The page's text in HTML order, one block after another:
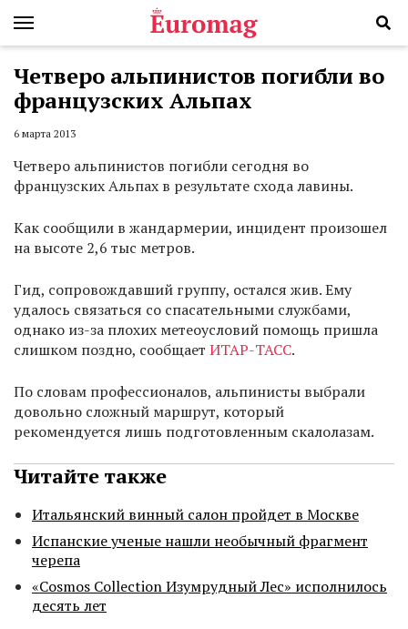
Четверо альпинистов погибли во
французских Альпах
6 марта 2013
Четверо альпинистов погибли сегодня во
французских Альпах в результате схода лавины.
Как сообщили в жандармерии, инцидент произошел
на высоте 2,6 тыс метров.
Гид, сопровождавший группу, остался жив. Ему
удалось связаться со спасательными службами,
однако из-за плохих метеоусловий помощь пришла
слишком поздно, сообщает ИТАР-ТАСС.
По словам профессионалов, альпинисты выбрали
довольно сложный маршрут, который
рекомендуется лишь подготовленным скалолазам.
Читайте также
Итальянский винный салон пройдет в Москве
Испанские ученые нашли необычный фрагмент
черепа
«Cosmos Collection Изумрудный Лес» исполнилось
десять лет